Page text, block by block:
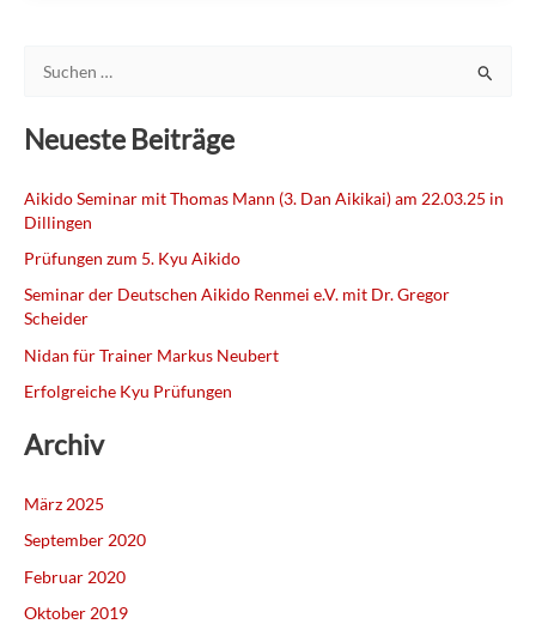
c
e
n
a
h
:
Neueste Beiträge
Aikido Seminar mit Thomas Mann (3. Dan Aikikai) am 22.03.25 in
Dillingen
Prüfungen zum 5. Kyu Aikido
Seminar der Deutschen Aikido Renmei e.V. mit Dr. Gregor
Scheider
Nidan für Trainer Markus Neubert
Erfolgreiche Kyu Prüfungen
Archiv
März 2025
September 2020
Februar 2020
Oktober 2019